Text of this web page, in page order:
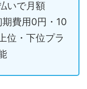
いで月額
費用0円・10
位・下位プラ